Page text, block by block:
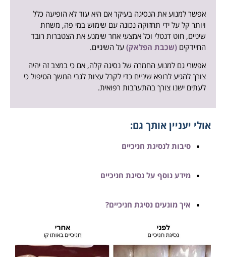
אפשר למנוע את הנסיגה בעיקר אם היא עוד לא הופיעה כלל
ויותר קל על ידי תחזוקה נכונה עם שימוש במי פה, משחת
שיניים, חוט דנטלי וכל אמצעי אחר שימנע את הצטברות רובד
החיידקים (שכבת הפלאק) על השיניים.
אפשרי גם למנוע החמרה של נסיגה קלה, אם כי במצב זה יהיה
צורך להגיע לרופא שיניים כדי לקבל עצות לגבי המשך הטיפול כי
לעתים ישנו צורך בהתערבות רפואית.
אולי יעניין אותך גם:
סיבות לנסיגת חניכיים
מידע נוסף על נסיגת חניכיים
איך מונעים נסיגת חניכיים?